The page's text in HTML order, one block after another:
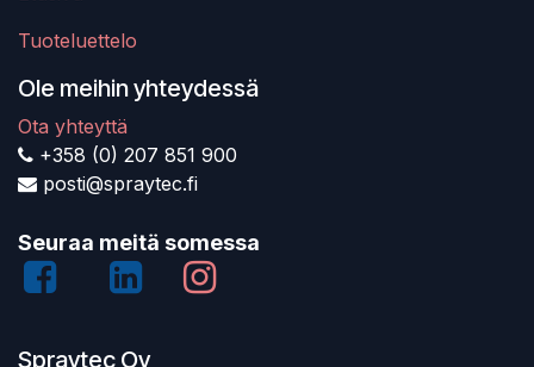
Tuoteluettelo
Ole meihin yhteydessä
Ota yhteyttä
+358 (0) 207 851 900
posti@spraytec.fi
Seuraa meitä somessa
Spraytec Oy